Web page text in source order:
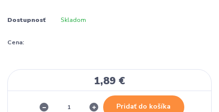
Dostupnosť Skladom
Cena:
1,89 €
Pridať do košíka